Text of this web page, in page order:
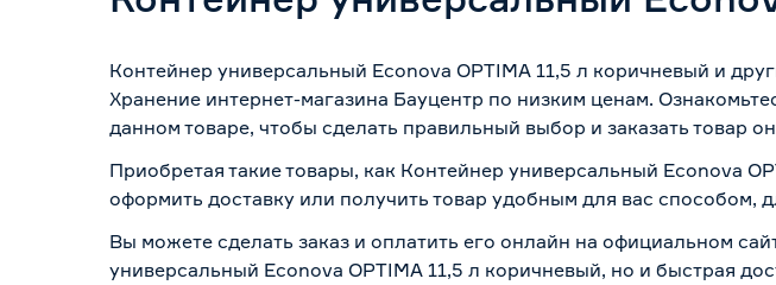
Контейнер универсальный Econova OPTIMA 11,5 л коричневый и
Хранение интернет-магазина Бауцентр по низким ценам.
данном товаре, чтобы сделать правильный выбор и заказать товар
Приобретая такие товары, как Контейнер универсальный Econova
оформить доставку или получить товар удобным для вас способом,
Вы можете сделать заказ и оплатить его онлайн на официальном
универсальный Econova OPTIMA 11,5 л коричневый, но и быстрая